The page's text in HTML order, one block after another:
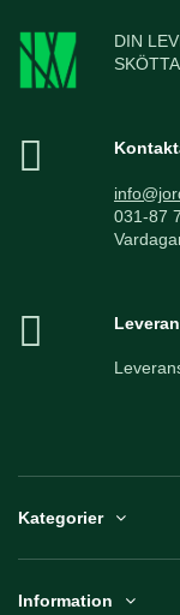
DIN
031-87
Kategorier
Information